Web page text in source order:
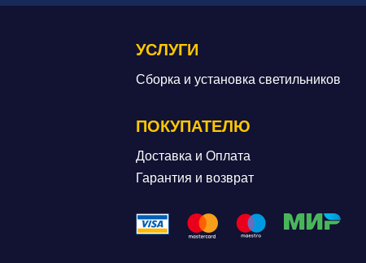
УСЛУГИ
Сборка и установка светильников
ПОКУПАТЕЛЮ
Доставка и Оплата
Гарантия и возврат